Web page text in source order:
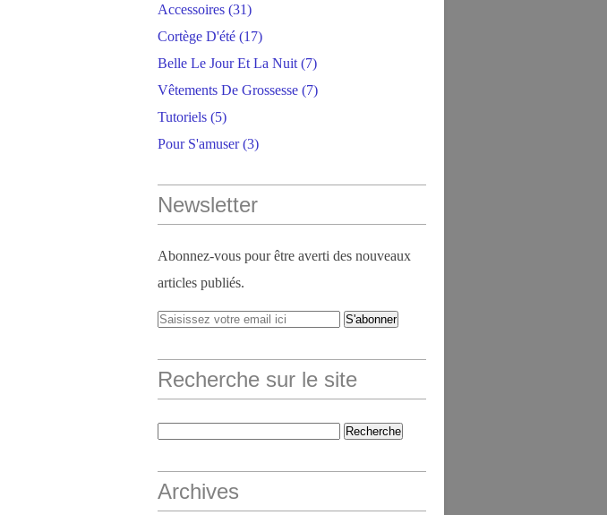
Accessoires (31)
Cortège D'été (17)
Belle Le Jour Et La Nuit (7)
Vêtements De Grossesse (7)
Tutoriels (5)
Pour S'amuser(3)
Newsletter
Abonnez-vous pour être averti des nouveaux
articles publiés.
Recherche sur le site
Archives